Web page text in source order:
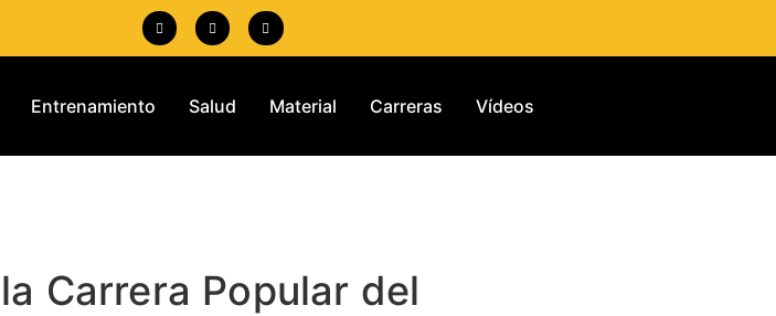
Entrenamiento Salud Material Carreras Vídeos
Carrera Popular del